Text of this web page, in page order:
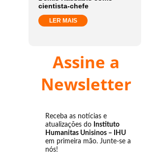
cientista-chefe
LER MAIS
Assine a
Newsletter
Receba as notícias e
atualizações do Instituto
Humanitas Unisinos – IHU
em primeira mão. Junte-se a
nós!